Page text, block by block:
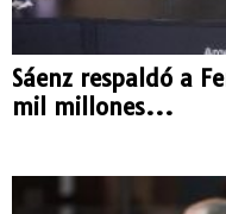
Sáenz respaldó a
mil millones...